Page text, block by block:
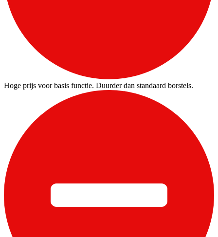
Hoge prijs voor basis functie. Duurder dan standaard borstels.